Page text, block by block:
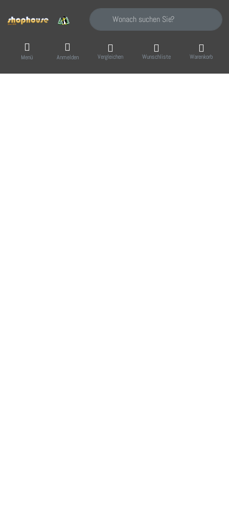
Geben Sie einen Suchbegriff ein. Während
Menü Anmelden Vergleichen Wunschliste Warenkorb